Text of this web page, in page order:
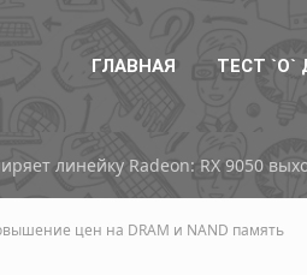
ГЛАВНАЯ ТЕСТ `О`
линейку Radeon: RX 9050
цен на DRAM и NAND память